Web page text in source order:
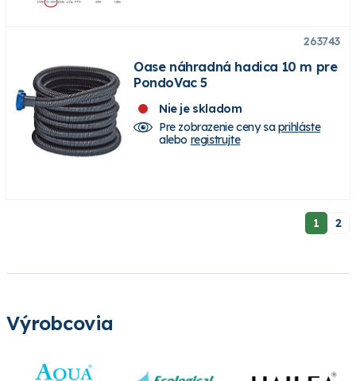
263743
Oase náhradná hadica 10 m pre
PondoVac 5
Nie je skladom
Pre zobrazenie ceny saprihláste
alebo registrujte
1 2
Výrobcovia